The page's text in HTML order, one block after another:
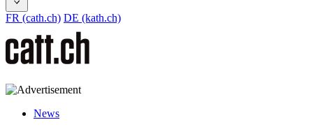
FR (cath.ch) DE (kath.ch)
News